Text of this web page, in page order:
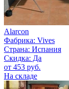
Alarcon
Фабрика: Vives
Страна: Испания
Скидка: Да
от 453 руб.
На складе